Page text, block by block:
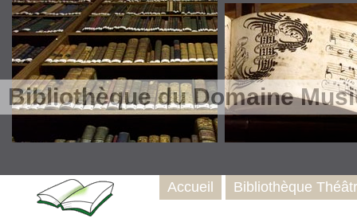
Bibliothèque du Domaine
Accueil Bibliothèque